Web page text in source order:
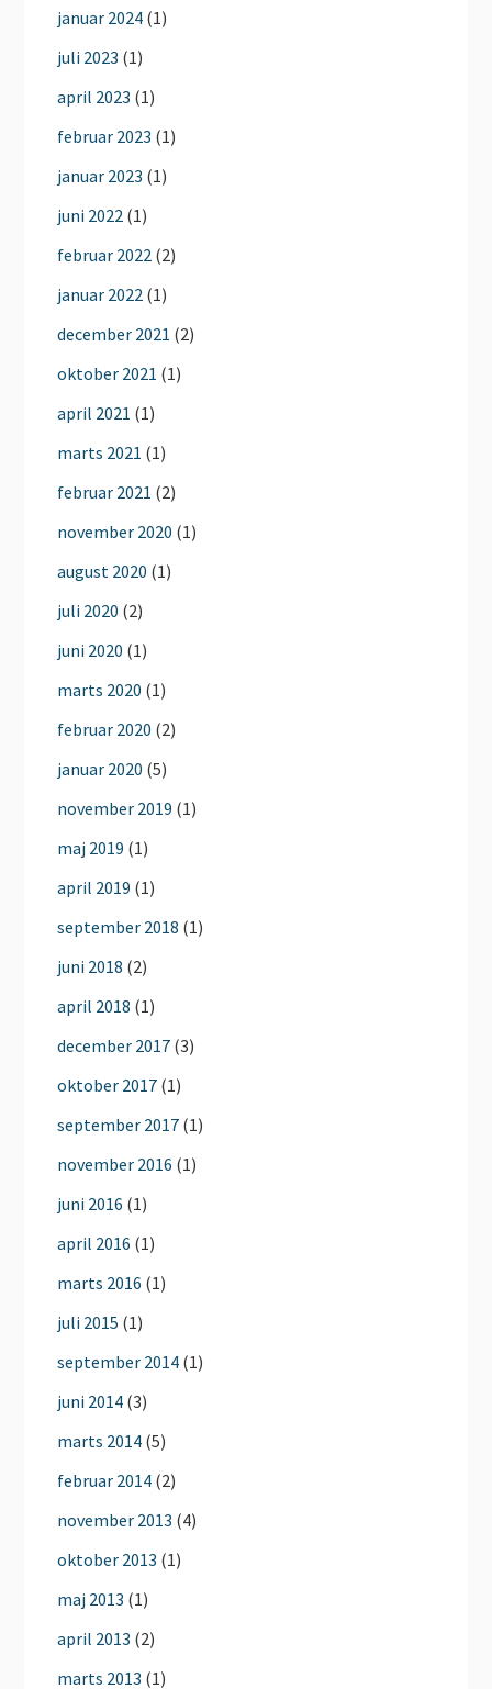
januar 2024 (1)
juli 2023 (1)
april 2023 (1)
februar 2023 (1)
januar 2023 (1)
juni 2022 (1)
februar 2022 (2)
januar 2022 (1)
december 2021 (2)
oktober 2021 (1)
april 2021 (1)
marts 2021 (1)
februar 2021 (2)
november 2020 (1)
august 2020 (1)
juli 2020 (2)
juni 2020 (1)
marts 2020 (1)
februar 2020 (2)
januar 2020 (5)
november 2019 (1)
maj 2019 (1)
april 2019 (1)
september 2018 (1)
juni 2018 (2)
april 2018 (1)
december 2017 (3)
oktober 2017 (1)
september 2017 (1)
november 2016 (1)
juni 2016 (1)
april 2016 (1)
marts 2016 (1)
juli 2015 (1)
september 2014 (1)
juni 2014 (3)
marts 2014 (5)
februar 2014 (2)
november 2013 (4)
oktober 2013 (1)
maj 2013 (1)
april 2013 (2)
marts 2013 (1)